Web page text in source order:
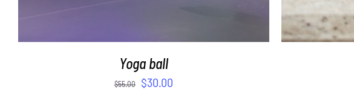
Yoga ball
$55.00 $30.00